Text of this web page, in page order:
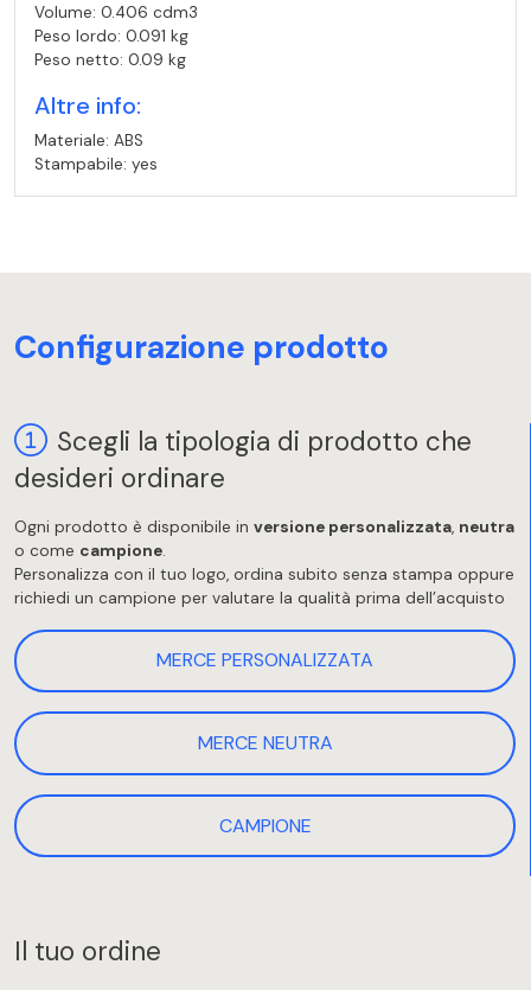
Volume: 0.406 cdm3
Peso lordo: 0.091 kg
Peso netto: 0.09 kg
Altre info:
Materiale: ABS
Stampabile: yes
Configurazione prodotto
Scegli la tipologia di prodotto che
desideri ordinare
Ogni prodotto è disponibile in versione personalizzata, neutra
o come campione.
Personalizza con il tuo logo, ordina subito senza stampa oppure
richiedi un campione per valutare la qualità prima dell’acquisto
MERCE PERSONALIZZATA
MERCE NEUTRA
CAMPIONE
Il tuo ordine